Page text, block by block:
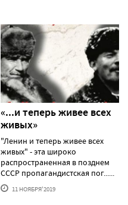
«...и теперь живее всех
живых»
"Ленин и теперь живее всех
живых" - эта широко
распространенная в позднем
СССР пропагандистская пог......
11 НОЯБРЯ'2019